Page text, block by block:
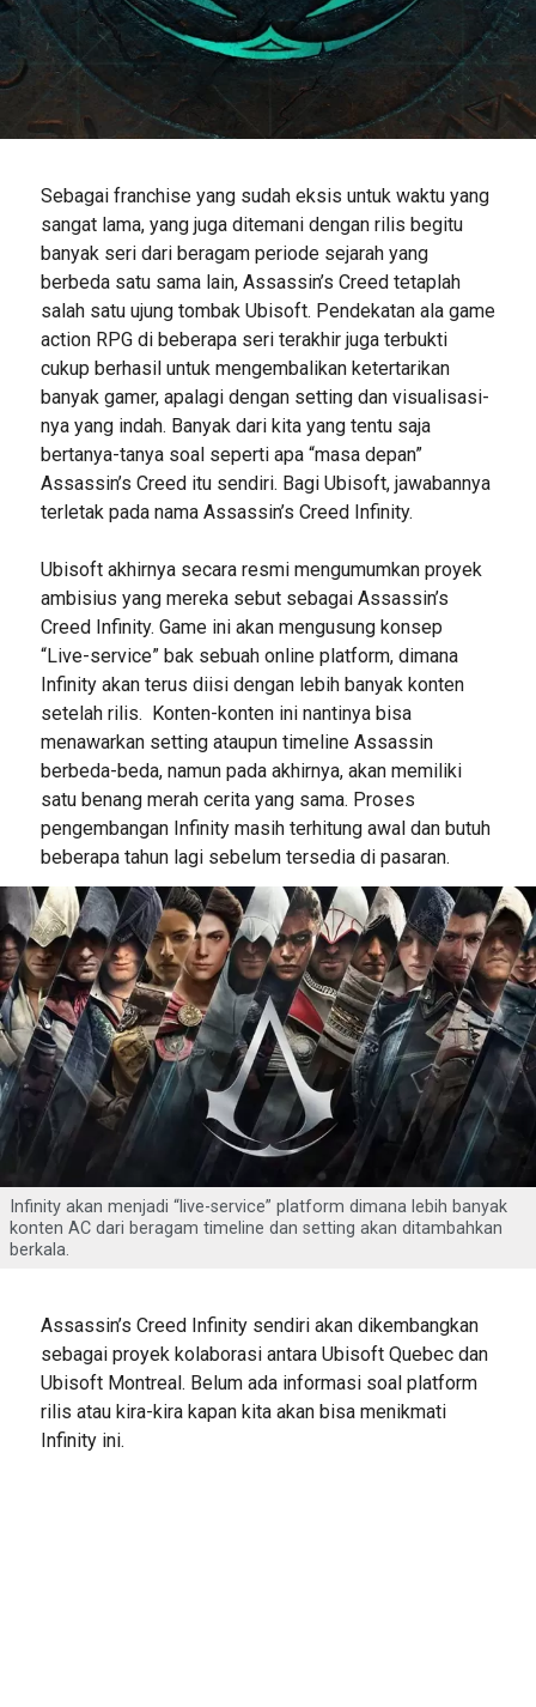
Sebagai franchise yang sudah eksis untuk waktu yang
sangat lama, yang juga ditemani dengan rilis begitu
banyak seri dari beragam periode sejarah yang
berbeda satu sama lain, Assassin’s Creed tetaplah
salah satu ujung tombak Ubisoft. Pendekatan ala game
action RPG di beberapa seri terakhir juga terbukti
cukup berhasil untuk mengembalikan ketertarikan
banyak gamer, apalagi dengan setting dan visualisasi-
nya yang indah. Banyak dari kita yang tentu saja
bertanya-tanya soal seperti apa “masa depan”
Assassin’s Creed itu sendiri. Bagi Ubisoft, jawabannya
terletak pada nama Assassin’s Creed Infinity.
Ubisoft akhirnya secara resmi mengumumkan proyek
ambisius yang mereka sebut sebagai Assassin’s
Creed Infinity. Game ini akan mengusung konsep
“Live-service” bak sebuah online platform, dimana
Infinity akan terus diisi dengan lebih banyak konten
setelah rilis. Konten-konten ini nantinya bisa
menawarkan setting ataupun timeline Assassin
berbeda-beda, namun pada akhirnya, akan memiliki
satu benang merah cerita yang sama. Proses
pengembangan Infinity masih terhitung awal dan butuh
beberapa tahun lagi sebelum tersedia di pasaran.
Infinity akan menjadi “live-service” platform dimana lebih banyak
konten AC dari beragam timeline dan setting akan ditambahkan
berkala.
Assassin’s Creed Infinity sendiri akan dikembangkan
sebagai proyek kolaborasi antara Ubisoft Quebec dan
Ubisoft Montreal. Belum ada informasi soal platform
rilis atau kira-kira kapan kita akan bisa menikmati
Infinity ini.